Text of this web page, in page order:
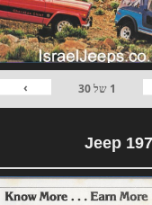
1 של30
›